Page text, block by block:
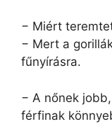
− Miért
− Mert a
fűnyírásra.
− A nőnek
férfinak